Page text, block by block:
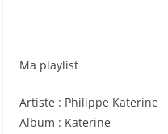
Ma playlist
Artiste : Philippe Katerine
Album : Katerine